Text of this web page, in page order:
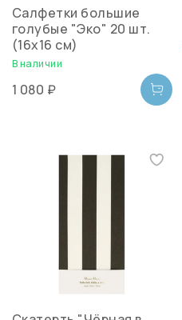
Салфетки большие
голубые "Эко" 20 шт.
(16х16 см)
В наличии
1 080 ₽